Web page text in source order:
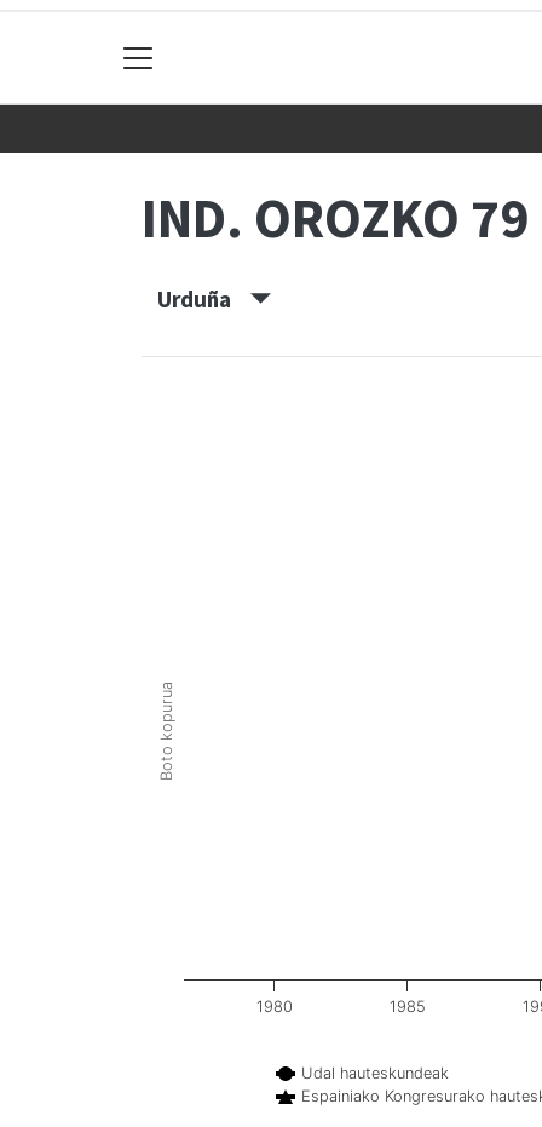
IND. OROZKO 79
Urduña
Boto kopurua
Udal hauteskundeak
Espainiako Kongresurako
1980 1985